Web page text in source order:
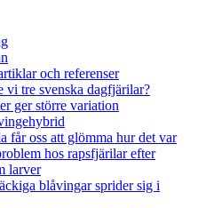
och referenser
vi tre svenska dagfjärilar?
ger större variation
får oss att glömma hur det var
hos rapsfjärilar efter
larver
blåvingar sprider sig i